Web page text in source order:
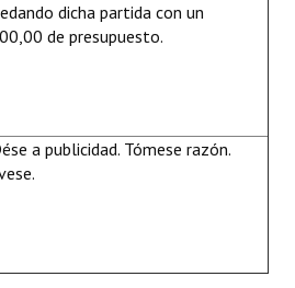
dicha partida con un
de presupuesto.
a publicidad. Tómese razón.